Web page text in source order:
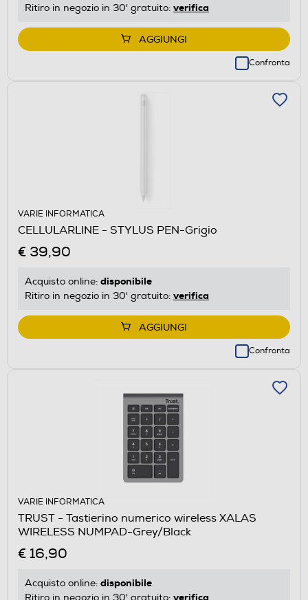
Ritiro in negozio in 30' gratuito: verifica
AGGIUNGI
Confronta
VARIE INFORMATICA
CELLULARLINE - STYLUS PEN-Grigio
€ 39,90
Acquisto online: disponibile
Ritiro in negozio in 30' gratuito: verifica
AGGIUNGI
Confronta
VARIE INFORMATICA
TRUST - Tastierino numerico wireless XALAS
WIRELESS NUMPAD-Grey/Black
€ 16,90
Acquisto online: disponibile
Ritiro in negozio in 30' gratuito: verifica